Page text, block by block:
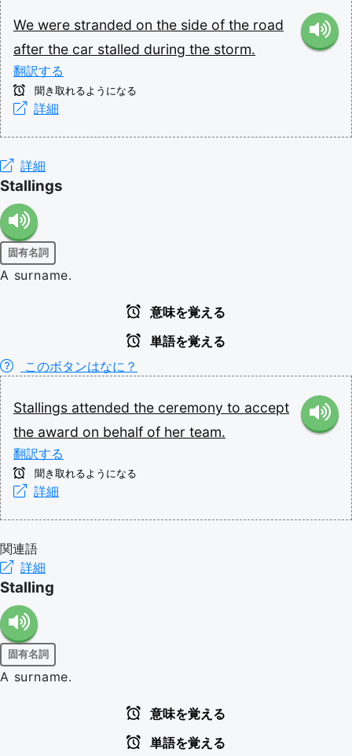
We were stranded on the side of the road
after the car stalled during the storm.
翻訳する
聞き取れるようになる
詳細
詳細
Stallings
固有名詞
A surname.
意味を覚える
単語を覚える
このボタンはなに？
Stallings attended the ceremony to accept
the award on behalf of her team.
翻訳する
聞き取れるようになる
詳細
関連語
詳細
Stalling
固有名詞
A surname.
意味を覚える
単語を覚える